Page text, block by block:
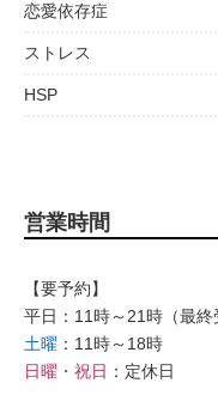
恋愛依存症
ストレス
HSP
営業時間
【要予約】
平日：11時～21時（最終
土曜 ：11時～18時
日曜・祝日 ：定休日